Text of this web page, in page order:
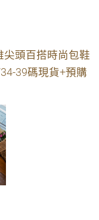
尖頭百搭時尚包鞋
39碼現貨+預購